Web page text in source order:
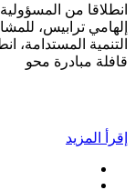
انطلاقا من
إلهامي ترابيس،
قافلة مبادرة محو
إقرأ المزيد